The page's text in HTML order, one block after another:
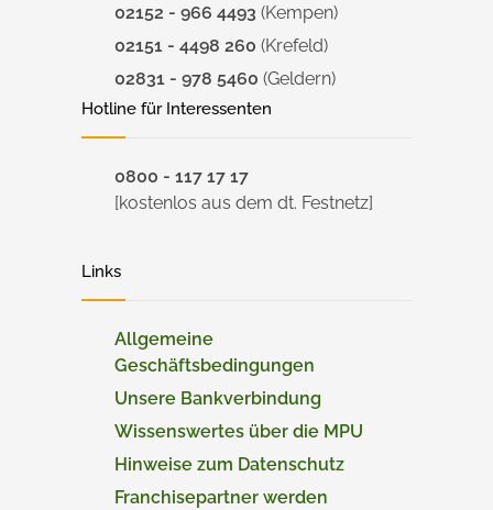
02152 - 966 4493 (Kempen)
02151 - 4498 260 (Krefeld)
02831 - 978 5460 (Geldern)
Hotline für Interessenten
0800 - 117 17 17
[kostenlos aus dem dt. Festnetz]
Links
Allgemeine
Geschäftsbedingungen
Unsere Bankverbindung
Wissenswertes über die MPU
Hinweise zum Datenschutz
Franchisepartner werden